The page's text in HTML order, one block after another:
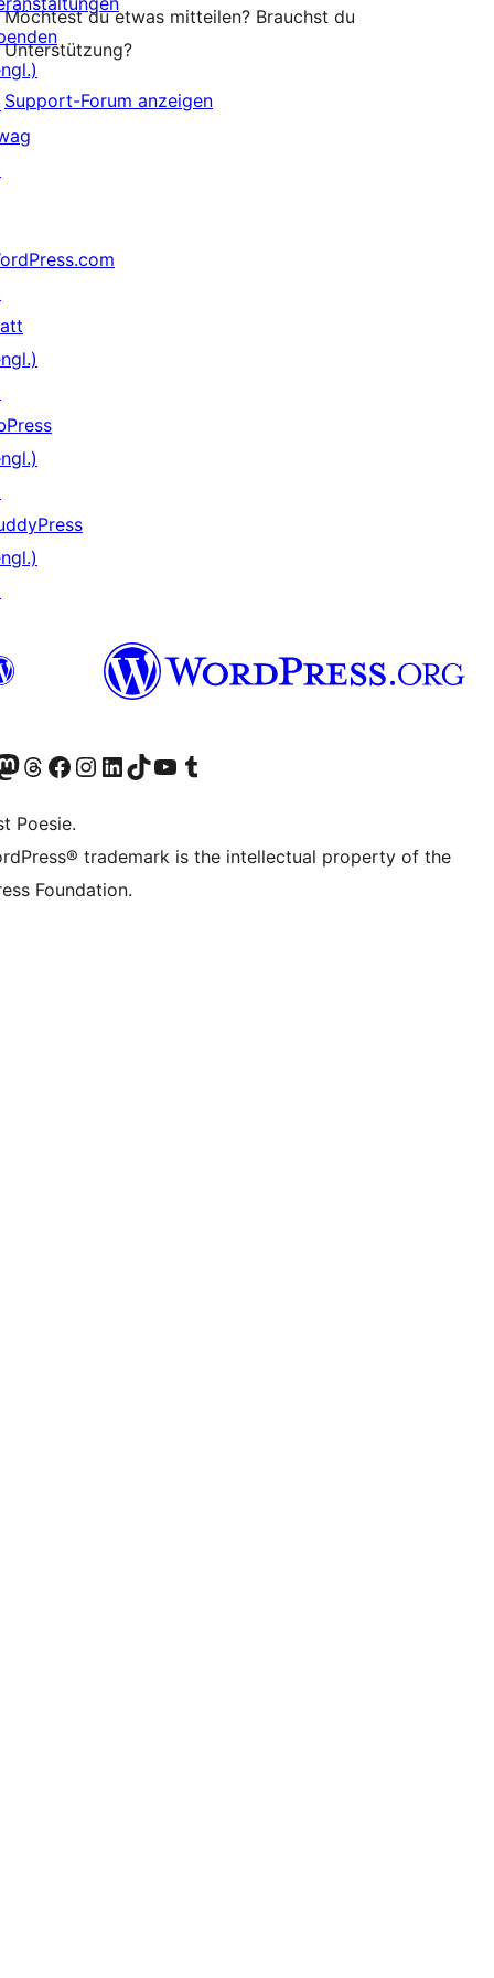
Möchtest du etwas mitteilen? Brauchst du
Unterstützung?
Support-Forum anzeigen
Twitter) besuchen
Konto besuchen
Mastodon-Konto besuchen
Unser Threads-Konto besuchen
Unsere Facebook-Seite besuchen
Unser Instagram-Konto besuchen
Unser LinkedIn-Konto besuchen
Unser TikTok-Konto besuchen
Unseren YouTube-Kanal besuchen
Unser Tumblr-Konto besuchen
Poesie.
trademark is the intellectual property of the
Foundation.